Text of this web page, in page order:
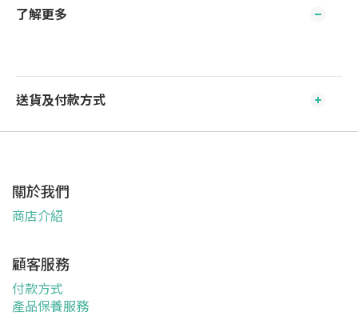
了解更多
送貨及付款方式
關於我們
商店介紹
顧客服務
付款方式
產品保養服務